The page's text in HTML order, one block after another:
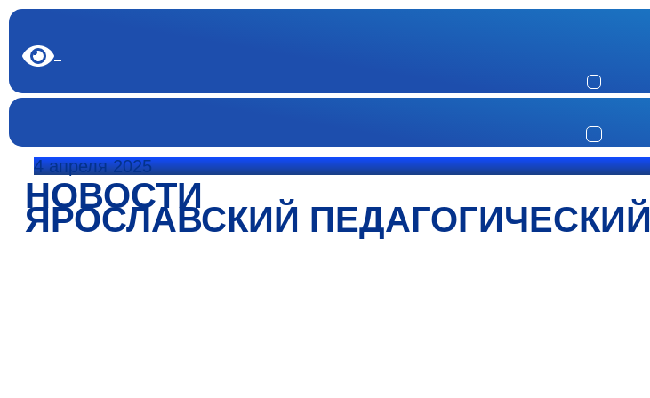
4 апреля 2025
НОВОСТИ
ЯРОСЛАВСКИЙ ПЕДАГОГИЧЕСКИЙ